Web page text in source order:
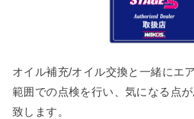
オイル補充/オイル交換と一緒にエ
範囲での点検を行い、気になる点
致します。